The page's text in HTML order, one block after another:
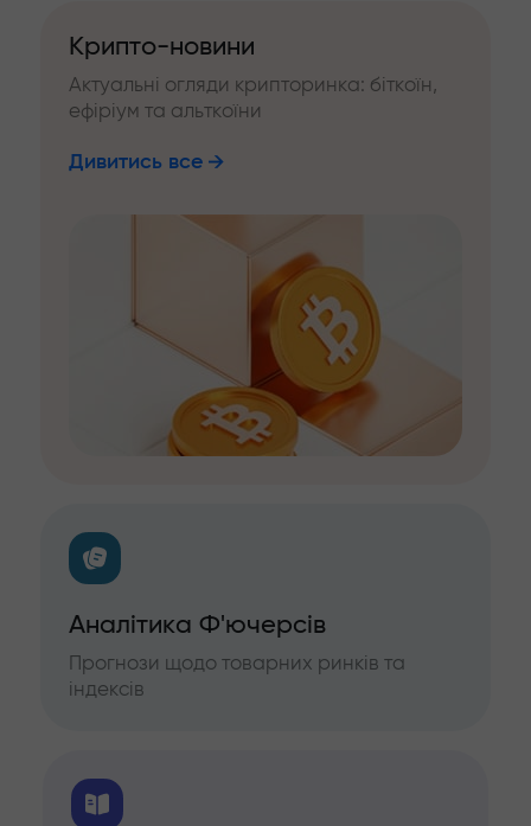
Крипто-новини
Актуальні огляди крипторинка: біткоїн,
ефіріум та альткоїни
Дивитись все
Аналітика Ф'ючерсів
Прогнози щодо товарних ринків та
індексів